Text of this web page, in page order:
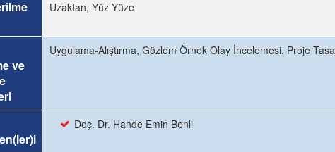
Uzaktan, Yüz Yüze
ve
Uygulama-Alıştırma, Gözlem Örnek Olay İncelemesi, Proje
Doç. Dr. Hande Emin Benli